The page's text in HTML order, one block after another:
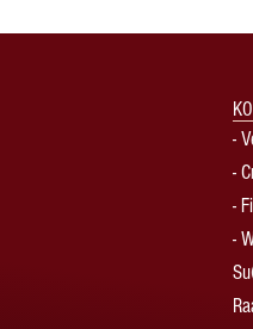
-
-
-
-